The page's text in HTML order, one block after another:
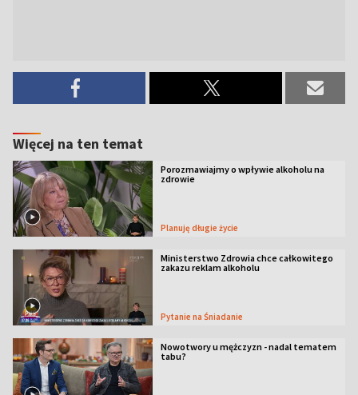
Więcej na ten temat
Porozmawiajmy o wpływie alkoholu na
zdrowie
Planuję długie życie
Ministerstwo Zdrowia chce całkowitego
zakazu reklam alkoholu
Pytanie na Śniadanie
Nowotwory u mężczyzn - nadal tematem
tabu?